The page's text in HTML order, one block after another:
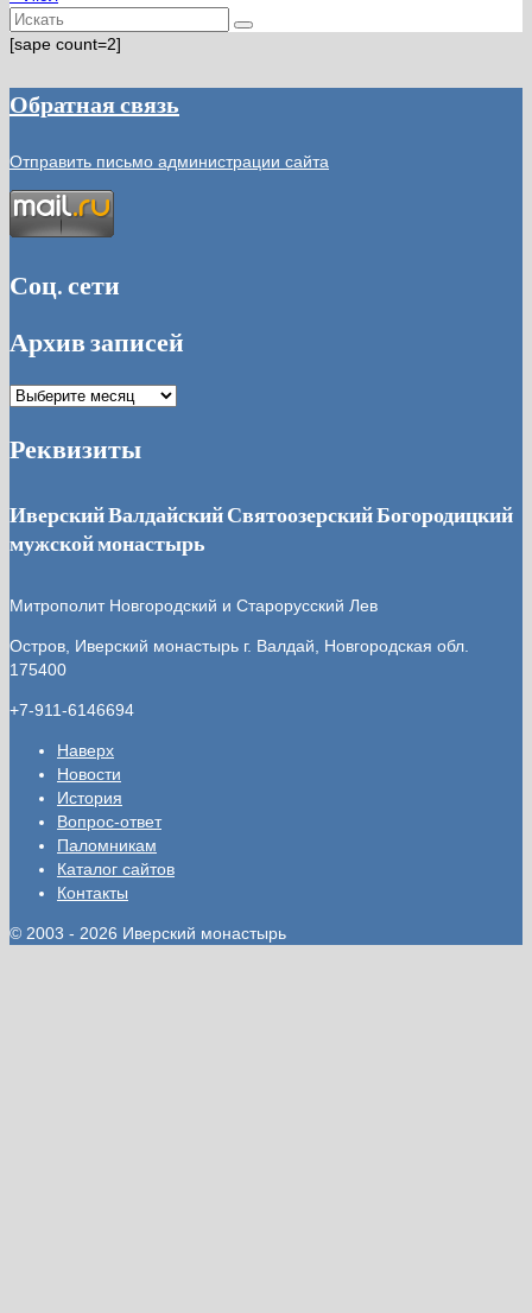
Искать:
[sape count=2]
Обратная связь
Отправить письмо администрации сайта
Соц. сети
Архив записей
Архив
Реквизиты
Иверский Валдайский Святоозерский Богородицкий
мужской монастырь
Митрополит Новгородский и Старорусский Лев
Остров, Иверский монастырь г. Валдай, Новгородская обл.
175400
+7-911-6146694
Наверх
Новости
История
Вопрос-ответ
Паломникам
Каталог сайтов
Контакты
© 2003 - 2026 Иверский монастырь